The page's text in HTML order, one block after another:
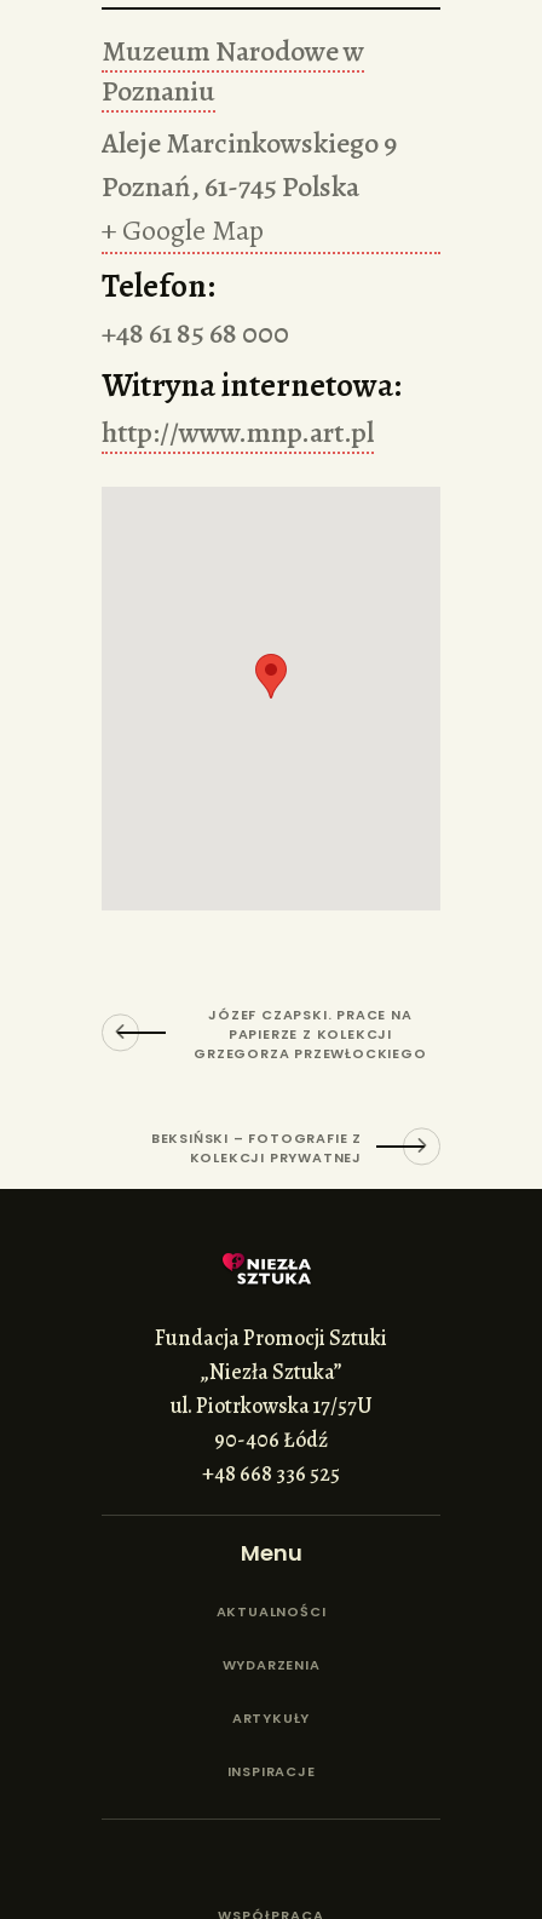
Muzeum Narodowe w
Poznaniu
Aleje Marcinkowskiego 9
Poznań,61-745Polska
+ Google Map
Telefon:
+48 61 85 68 000
Witryna internetowa:
http://www.mnp.art.pl
JÓZEF CZAPSKI. PRACE NA
PAPIERZE Z KOLEKCJI
GRZEGORZA PRZEWŁOCKIEGO
BEKSIŃSKI – FOTOGRAFIE Z
KOLEKCJI PRYWATNEJ
Fundacja Promocji Sztuki
„Niezła Sztuka”
ul. Piotrkowska 17/57U
90-406 Łódź
+48 668 336 525
Menu
AKTUALNOŚCI
WYDARZENIA
ARTYKUŁY
INSPIRACJE
WSPÓŁPRACA